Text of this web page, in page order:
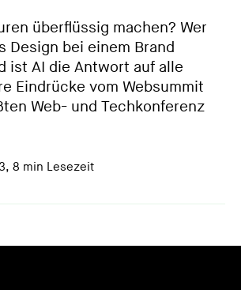
überflüssig machen? Wer
Design bei einem Brand
ist AI die Antwort auf alle
Eindrücke vom Websummit
Web- und Techkonferenz
, 8 min Lesezeit